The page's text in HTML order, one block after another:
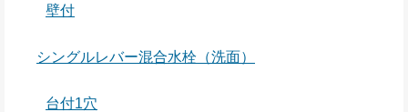
壁付
シングルレバー混合水栓（洗面）
台付1穴